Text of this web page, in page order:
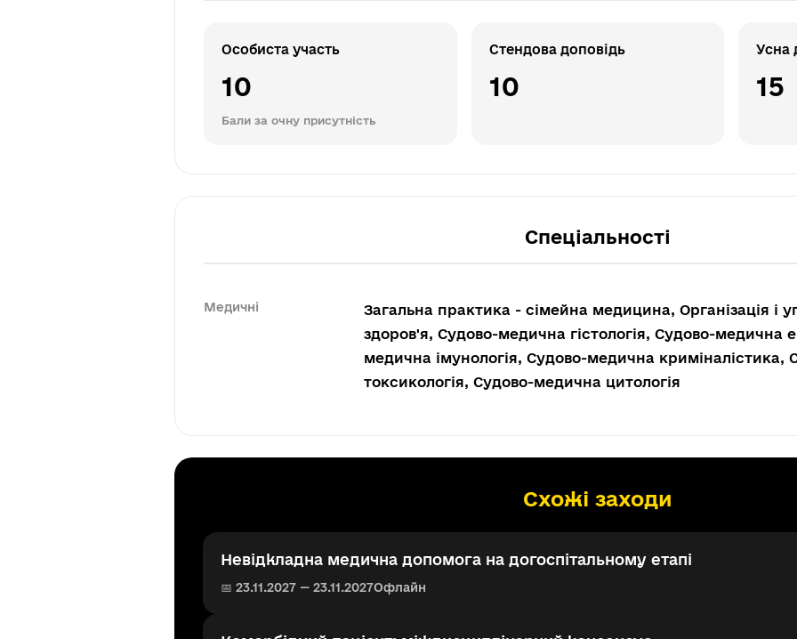
Особиста участь
10
Бали за очну присутність
Стендова доповідь
10
Усна
15
Спеціальності
Медичні
Загальна практика - сімейна медицина, Організація і
здоров'я, Судово-медична гістологія, Судово-медична
медична імунологія, Судово-медична криміналістика,
токсикологія, Судово-медична цитологія
Схожі заходи
Невідкладна медична допомога на догоспітальному етапі
📅 23.11.2027 — 23.11.2027Офлайн